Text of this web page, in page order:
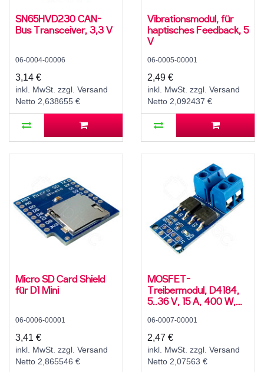
SN65HVD230 CAN-
Bus Transceiver, 3,3 V
06-0004-00006
3,14 €
inkl. MwSt. zzgl. Versand
Netto 2,638655 €
Vibrationsmodul, für
haptisches Feedback, 5
V
06-0005-00001
2,49 €
inkl. MwSt. zzgl. Versand
Netto 2,092437 €
Micro SD Card Shield
für D1 Mini
06-0006-00001
3,41 €
inkl. MwSt. zzgl. Versand
Netto 2,865546 €
MOSFET-
Treibermodul, D4184,
5..36 V, 15 A, 400 W,
-40..85 °C
06-0007-00001
2,47 €
inkl. MwSt. zzgl. Versand
Netto 2,07563 €